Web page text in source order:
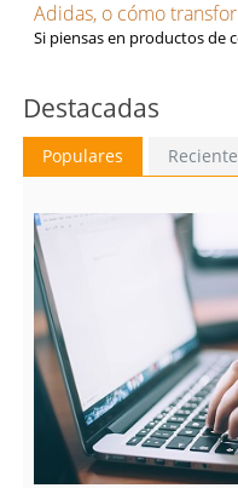
Adidas, o cómo
Si piensas en productos de
Destacadas
Populares